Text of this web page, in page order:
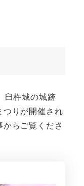
臼杵城の城跡
つりが開催され
らご覧くださ